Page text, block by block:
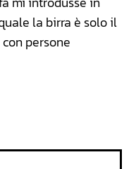
la birra è solo il
persone